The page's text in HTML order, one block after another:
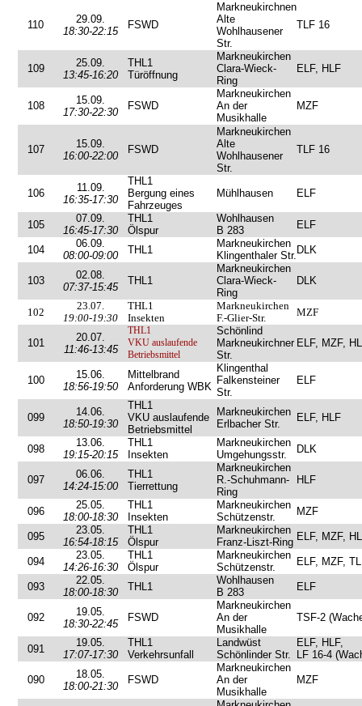
110
29.09.
18:30-22:15
FSWD
Markneukirchnen
Alte
Wohlhausener
Str.
TLF 16
109
25.09.
13:45-16:20
THL1
Türöffnung
Markneukirchen
Clara-Wieck-
Ring
ELF, HLF
108
15.09.
17:30-22:30
FSWD
Markneukirchen
An der
Musikhalle
MZF
107
15.09.
16:00-22:00
FSWD
Markneukirchen
Alte
Wohlhausener
Str.
TLF 16
106
11.09.
16:35-17:30
THL1
Bergung eines
Fahrzeuges
Mühlhausen ELF
105
07.09.
16:45-17:30
THL1
Ölspur
Wohlhausen
B 283
ELF
104
06.09.
08:00-09:00
THL1
Markneukirchen
Klingenthaler Str. DLK
103
02.08.
07:37-15:45
THL1
Markneukirchen
Clara-Wieck-
Ring
DLK
102
23.07.
19:00-19:30
THL1
Insekten
Markneukirchen
F.-Glier-Str.
MZF
101
20.07.
11:46-13:45
THL1
VKU auslaufende
Betriebsmittel
Schönlind
Markneukirchner
Str.
ELF, MZF,
100
15.06.
18:56-19:50
Mittelbrand
Anforderung WBK
Klingenthal
Falkensteiner
Str.
ELF
099
14.06.
18:50-19:30
THL1
VKU auslaufende
Betriebsmittel
Markneukirchen
Erlbacher Str.
ELF, HLF
098
13.06.
19:15-20:15
THL1
Insekten
Markneukirchen
Umgehungsstr.
DLK
097
06.06.
14:24-15:00
THL1
Tierrettung
Markneukirchen
R.-Schuhmann-
Ring
HLF
096
25.05.
18:00-18:30
THL1
Insekten
Markneukirchen
Schützenstr.
MZF
095
23.05.
16:54-18:15
THL1
Ölspur
Markneukirchen
Franz-Liszt-Ring ELF, MZF,
094
23.05.
14:26-16:30
THL1
Ölspur
Markneukirchen
Schützenstr.
ELF, MZF,
093
22.05.
18:00-18:30
THL1
Wohlhausen
B 283
ELF
092
19.05.
18:30-22:45
FSWD
Markneukirchen
An der
Musikhalle
TSF-2
091
19.05.
17:07-17:30
THL1
Verkehrsunfall
Landwüst
Schönlinder Str.
ELF, HLF,
LF 16-4
090
18.05.
18:00-21:30
FSWD
Markneukirchen
An der
Musikhalle
MZF